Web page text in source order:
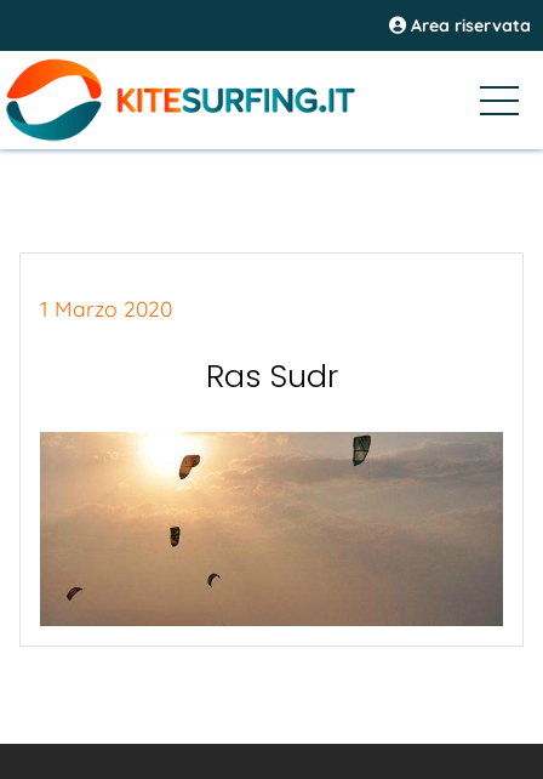
Area riservata
1 Marzo 2020
Ras Sudr